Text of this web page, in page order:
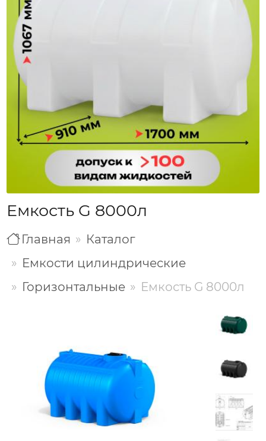
Емкость G 8000л
Главная
Каталог
Емкости цилиндрические
Горизонтальные
Емкость G 8000л